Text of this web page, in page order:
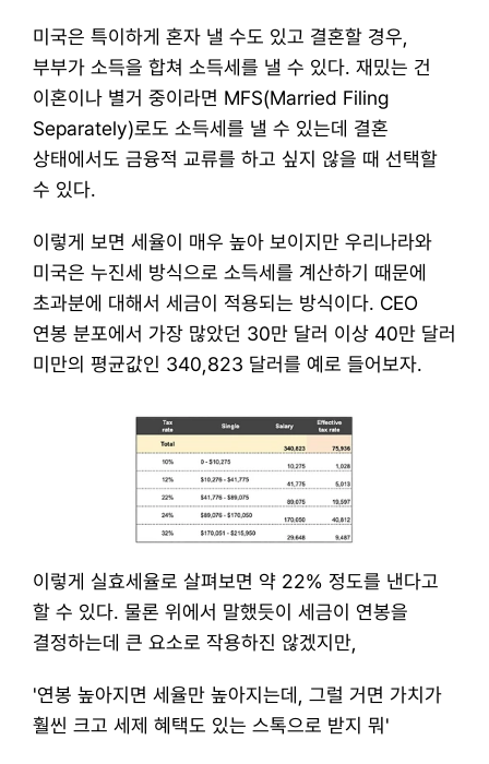
미국은 특이하게 혼자 낼 수도 있고 결혼할 경우,
부부가 소득을 합쳐 소득세를 낼 수 있다. 재밌는 건
이혼이나 별거 중이라면 MFS(Married Filing
Separately)로도 소득세를 낼 수 있는데 결혼
상태에서도 금융적 교류를 하고 싶지 않을 때 선택할
수 있다.
​이렇게 보면 세율이 매우 높아 보이지만 우리나라와
미국은 누진세 방식으로 소득세를 계산하기 때문에
초과분에 대해서 세금이 적용되는 방식이다. CEO
연봉 분포에서 가장 많았던 30만 달러 이상 40만 달러
미만의 평균값인 340,823 달러를 예로 들어보자.
이렇게 실효세율로 살펴보면 약 22% 정도를 낸다고
할 수 있다. 물론 위에서 말했듯이 세금이 연봉을
결정하는데 큰 요소로 작용하진 않겠지만,
​'연봉 높아지면 세율만 높아지는데, 그럴 거면 가치가
훨씬 크고 세제 혜택도 있는 스톡으로 받지 뭐'